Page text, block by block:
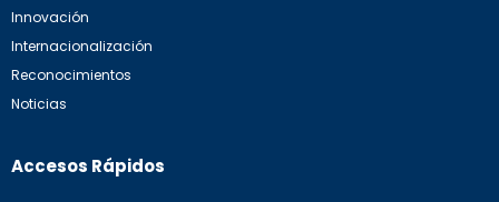
Innovación
Internacionalización
Reconocimientos
Noticias
Accesos Rápidos